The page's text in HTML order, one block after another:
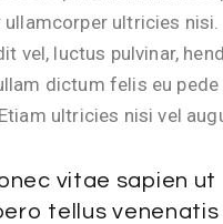
ullamcorper ultricies
vel, luctus pulvinar,
dictum felis eu
ultricies nisi vel
vitae sapien ut
tellus venenatis